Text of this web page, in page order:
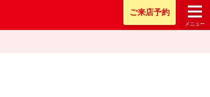
ご来店予約
メニュー